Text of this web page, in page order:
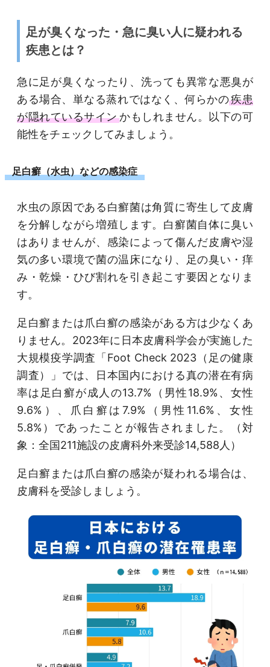
足が臭くなった・急に臭い人に疑われる
疾患とは？
急に足が臭くなったり、洗っても異常な悪臭が
ある場合、単なる蒸れではなく、何らかの疾患
が隠れているサインかもしれません。以下の可
能性をチェックしてみましょう。
足白癬（水虫）などの感染症
水虫の原因である白癬菌は角質に寄生して皮膚
を分解しながら増殖します。白癬菌自体に臭い
はありませんが、感染によって傷んだ皮膚や湿
気の多い環境で菌の温床になり、足の臭い・痒
み・乾燥・ひび割れを引き起こす要因となりま
す。
足白癬または爪白癬の感染がある方は少なくあ
りません。2023年に日本皮膚科学会が実施した
大規模疫学調査「Foot Check 2023（足の健康
調査）」では、日本国内における真の潜在有病
率は足白癬が成人の13.7%（男性18.9%、女性
9.6%）、爪白癬は7.9%（男性11.6%、女性
5.8%）であったことが報告されました。（対
象：全国211施設の皮膚科外来受診14,588人）
足白癬または爪白癬の感染が疑われる場合は、
皮膚科を受診しましょう。